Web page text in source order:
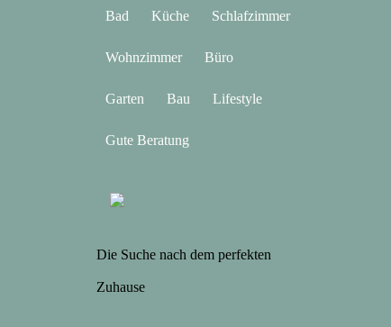
Bad Küche Schlafzimmer
Wohnzimmer Büro
Garten Bau Lifestyle
Gute Beratung
Die Suche nach dem perfekten
Zuhause